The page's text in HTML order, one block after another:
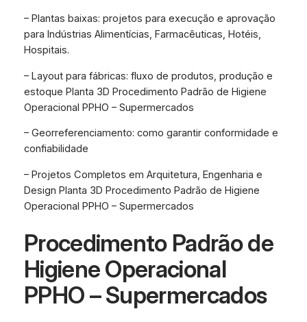
– Plantas baixas: projetos para execução e aprovação
para Indústrias Alimentícias, Farmacêuticas, Hotéis,
Hospitais.
– Layout para fábricas: fluxo de produtos, produção e
estoque Planta 3D Procedimento Padrão de Higiene
Operacional PPHO – Supermercados
– Georreferenciamento: como garantir conformidade e
confiabilidade
– Projetos Completos em Arquitetura, Engenharia e
Design Planta 3D Procedimento Padrão de Higiene
Operacional PPHO – Supermercados
Procedimento Padrão de
Higiene Operacional
PPHO – Supermercados